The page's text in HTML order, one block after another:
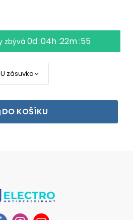
zbývá 0d :04h :22m :55
DO KOŠÍKU